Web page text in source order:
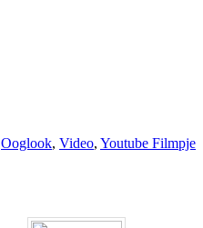
Ooglook, Video, Youtube Filmpje